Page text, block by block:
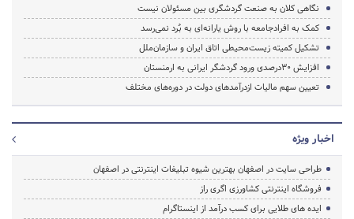
نگاهی کلان به صنعت گردشگری بین مسئولان نیست
کمک به افرادجامعه با روش یارانه‌ای به بُرد نمی‌رسد
تشکیل کمیته زیست‌محیطی اتاق ایران‌ و سازمان‌ملل
افزایش 30درصدی ورود گردشگر ایرانی به ارمنستان
تعیین سهم مالیات ازدرآمدهای دولت در دوره‌های مختلف
اخبار ویژه
طراحی سایت در اصفهان بهترین شیوه تبلیغات اینترنتی در اصفهان
فروشگاه اینترنتی کشاورزی اگری راز
ایده های طلایی برای کسب درآمد از اینستاگرام